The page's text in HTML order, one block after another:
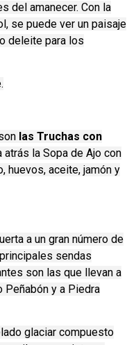
del amanecer. Con la
se puede ver un paisaje
deleite para los
las Truchas con
atrás la Sopa de Ajo con
huevos, aceite, jamón y
a un gran número de
sendas
son las que llevan a
Peñabón y a Piedra
glaciar compuesto